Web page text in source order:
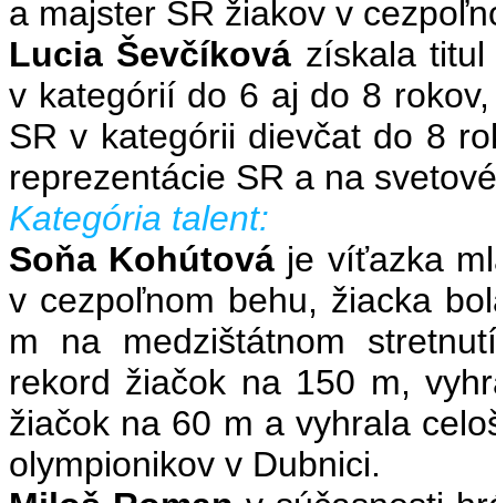
a majster SR žiakov v
Lucia Ševčíková získala
v kategórií do 6 aj do 8
SR v kategórii dievčat do 8
reprezentácie SR a na
Kategória talent:
Soňa Kohútová je víťazka
v cezpoľnom behu, žiacka
m na medzištátnom
rekord žiačok na 150 m,
žiačok na 60 m a vyhrala
olympionikov v Dubnici.